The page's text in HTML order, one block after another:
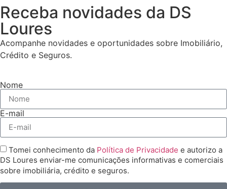
Receba novidades da DS
Loures
Acompanhe novidades e oportunidades sobre Imobiliário,
Crédito e Seguros.
Nome
E-mail
Tomei conhecimento da Política de Privacidade e autorizo a
DS Loures enviar-me comunicações informativas e comerciais
sobre imobiliária, crédito e seguros.